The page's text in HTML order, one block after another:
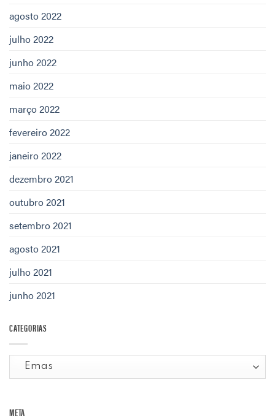
agosto 2022
julho 2022
junho 2022
maio 2022
março 2022
fevereiro 2022
janeiro 2022
dezembro 2021
outubro 2021
setembro 2021
agosto 2021
julho 2021
junho 2021
CATEGORIAS
Categorias
META